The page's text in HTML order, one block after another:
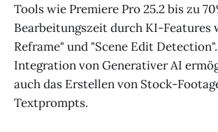
Tools wie Premiere Pro 25.2 bis zu
Bearbeitungszeit durch KI-Features
Reframe" und "Scene Edit
Integration von Generativer AI
auch das Erstellen von Stock-
Textprompts.